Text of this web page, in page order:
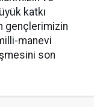
katkı
gençlerimizin
manevi
son